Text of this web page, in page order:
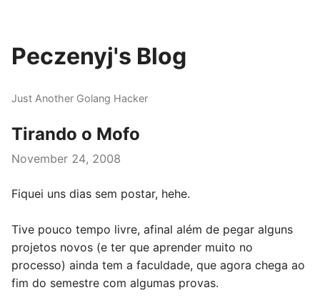
Peczenyj's Blog
Just Another Golang Hacker
Tirando o Mofo
November 24, 2008
Fiquei uns dias sem postar, hehe.
Tive pouco tempo livre, afinal além de pegar alguns
projetos novos (e ter que aprender muito no
processo) ainda tem a faculdade, que agora chega ao
fim do semestre com algumas provas.